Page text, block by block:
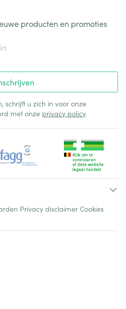
producten en promoties
schrijft u zich in voor onze
met onze privacy policy.
Privacy disclaimer Cookies